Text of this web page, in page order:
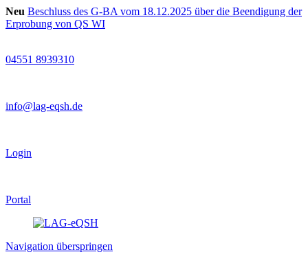
Neu Beschluss des G-BA vom 18.12.2025 über die Beendigung der
Erprobung von QS WI
04551 8939310
info@lag-eqsh.de
Login
Portal
Navigation überspringen